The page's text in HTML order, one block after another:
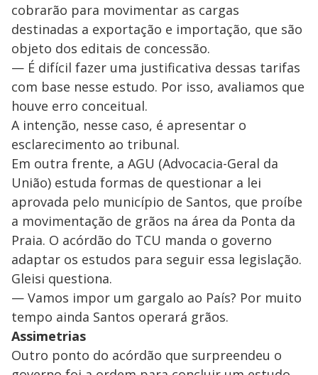
cobrarão para movimentar as cargas
destinadas a exportação e importação, que são
objeto dos editais de concessão.
— É difícil fazer uma justificativa dessas tarifas
com base nesse estudo. Por isso, avaliamos que
houve erro conceitual.
A intenção, nesse caso, é apresentar o
esclarecimento ao tribunal.
Em outra frente, a AGU (Advocacia-Geral da
União) estuda formas de questionar a lei
aprovada pelo município de Santos, que proíbe
a movimentação de grãos na área da Ponta da
Praia. O acórdão do TCU manda o governo
adaptar os estudos para seguir essa legislação.
Gleisi questiona.
— Vamos impor um gargalo ao País? Por muito
tempo ainda Santos operará grãos.
Assimetrias
Outro ponto do acórdão que surpreendeu o